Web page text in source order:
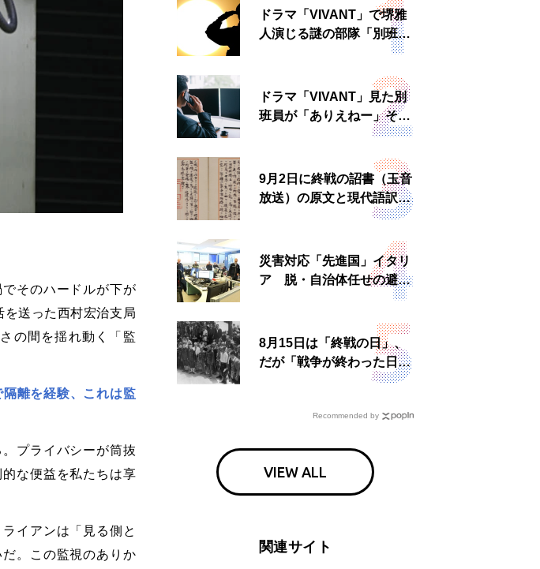
そのハードルが下が
送った西村宏治支局
の間を揺れ動く「監
離を経験、これは監
プライバシーが筒抜
な便益を私たちは享
イアンは「見る側と
。この監視のありか
ドラマ「VIVANT」で堺雅
人演じる謎の部隊「別班」
は実在する？内情知る人物
ドラマ「VIVANT」見た別
班員が「ありえねー」その
理由とは 非公然組織ゆえ
9月2日に終戦の詔書（玉音
放送）の原文と現代語訳を
読む もう一つの「終戦の
災害対応「先進国」イタリ
ア 脱・自治体任せの避難
所運営、被災者への温かい
8月15日は「終戦の日」、
だが「戦争が終わった日」
は国によって異なる？
Recommended by
VIEW ALL
関連サイト